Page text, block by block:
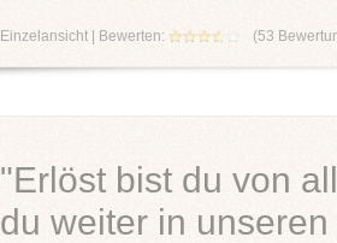
Einzelansicht | Bewerten: (53
"Erlöst bist du von
du weiter in